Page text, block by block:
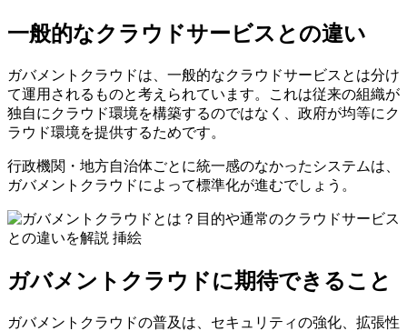
一般的なクラウドサービスとの違い
ガバメントクラウドは、一般的なクラウドサービスとは分け
て運用されるものと考えられています。これは従来の組織が
独自にクラウド環境を構築するのではなく、政府が均等にク
ラウド環境を提供するためです。
行政機関・地方自治体ごとに統一感のなかったシステムは、
ガバメントクラウドによって標準化が進むでしょう。
ガバメントクラウドに期待できること
ガバメントクラウドの普及は、セキュリティの強化、拡張性